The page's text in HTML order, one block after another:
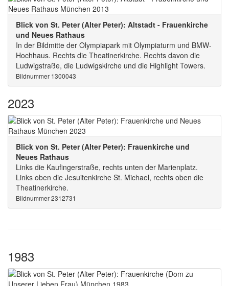
Blick von St. Peter (Alter Peter): Altstadt - Frauenkirche
und Neues Rathaus
In der Bildmitte der Olympiapark mit Olympiaturm und BMW-
Hochhaus. Rechts die Theatinerkirche. Rechts davon die
Ludwigstraße, die Ludwigskirche und die Highlight Towers.
Bildnummer 1300043
2023
Blick von St. Peter (Alter Peter): Frauenkirche und
Neues Rathaus
Links die Kaufingerstraße, rechts unten der Marienplatz.
Links oben die Jesuitenkirche St. Michael, rechts oben die
Theatinerkirche.
Bildnummer 2312731
1983